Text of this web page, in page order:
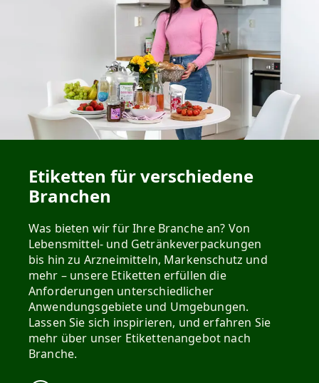
Etiketten für verschiedene
Branchen
Was bieten wir für Ihre Branche an? Von
Lebensmittel- und Getränkeverpackungen
bis hin zu Arzneimitteln, Markenschutz und
mehr – unsere Etiketten erfüllen die
Anforderungen unterschiedlicher
Anwendungsgebiete und Umgebungen.
Lassen Sie sich inspirieren, und erfahren Sie
mehr über unser Etikettenangebot nach
Branche.